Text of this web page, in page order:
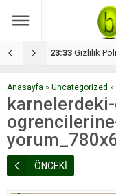
17:08 Dilan,
Anasayfa » Uncategorized »
ÖNCEKİ